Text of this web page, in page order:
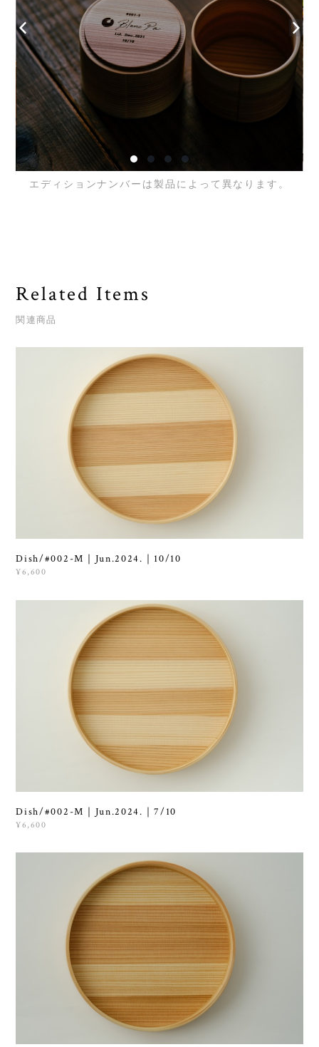
エディションナンバーは製品によって異なります。
Related Items
関連商品
Dish/#002-M｜Jun.2024.｜10/10
¥6,600
Dish/#002-M｜Jun.2024.｜7/10
¥6,600